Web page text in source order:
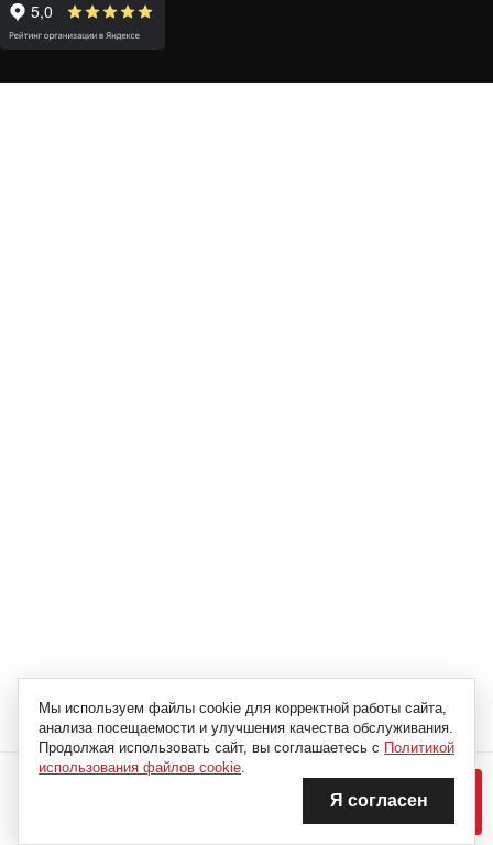
11 394 Р
Нашли дешевле?
В КОРЗИНУ
Мы используем файлы cookie для корректной работы сайта,
анализа посещаемости и улучшения качества обслуживания.
Продолжая использовать сайт, вы соглашаетесь с Политикой
использования файлов cookie.
Я согласен